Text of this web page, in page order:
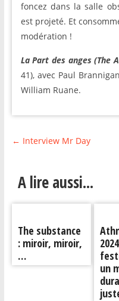
foncez dans la salle
est projeté. Et
modération !
La Part des anges (The
41), avec Paul
William Ruane.
← Interview Mr Day
A lire aussi...
The substance
: miroir, miroir,
…
un